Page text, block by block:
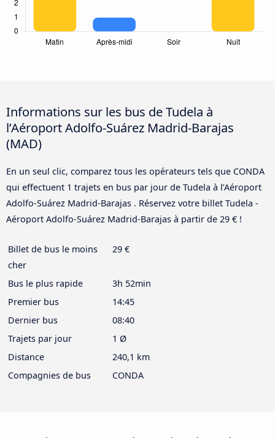
Informations sur les bus de Tudela à
l’Aéroport Adolfo-Suárez Madrid-Barajas
(MAD)
En un seul clic, comparez tous les opérateurs tels que CONDA
qui effectuent 1 trajets en bus par jour de Tudela à l’Aéroport
Adolfo-Suárez Madrid-Barajas . Réservez votre billet Tudela -
Aéroport Adolfo-Suárez Madrid-Barajas à partir de 29 € !
Billet de bus le moins
cher
29 €
Bus le plus rapide
3h 52min
Premier bus
14:45
Dernier bus
08:40
Trajets par jour
1 Ø
Distance
240,1 km
Compagnies de bus
CONDA